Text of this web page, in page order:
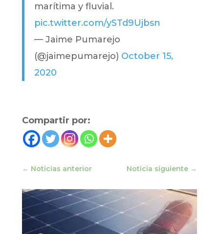
marítima y fluvial.
pic.twitter.com/ySTd9Ujbsn
— Jaime Pumarejo
(@jaimepumarejo) October 15,
2020
Compartir por:
← Noticias anterior Noticia siguiente →